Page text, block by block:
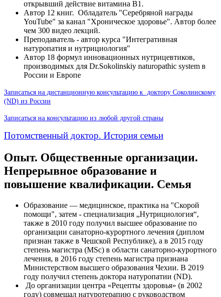
открывший действие витамина В1.
Автор 12 книг. Обладатель "Серебряной награды
YouTube" за канал "Хроническое здоровье". Автор более
чем 300 видео лекций.
Преподаватель - автор курса "Интегративная
натуропатия и нутрициология"
Автор 18 формул инновационных нутрицевтиков,
производимых для Dr.Sokolinskiy naturopathic system в
России и Европе
Записаться на дистанционную консультацию к доктору Соколинскому
(ND) из России
Записаться на консультацию из любой другой страны
Потомственный доктор. История семьи
Опыт. Общественные организации.
Непрерывное образование и
повышение квалификации. Семья
Образование — медицинское, практика на "Скорой
помощи", затем - специализация „Нутрициология“,
также в 2010 году получил высшее образование по
организации санаторно-курортного лечения (диплом
признан также в Чешской Республике), а в 2015 году
степень магистра (MSc) в области санаторно-курортного
лечения, в 2016 году степень магистра признана
Министерством высшего образования Чехии. В 2019
году получил степень доктора натуропатии (ND).
До организации центра «Рецепты здоровья» (в 2002
году) совмещал натуротерапию с руководством